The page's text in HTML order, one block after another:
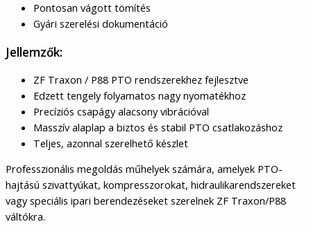
Pontosan vágott tömítés
Gyári szerelési dokumentáció
Jellemzők:
ZF Traxon / P88 PTO rendszerekhez fejlesztve
Edzett tengely folyamatos nagy nyomatékhoz
Precíziós csapágy alacsony vibrációval
Masszív alaplap a biztos és stabil PTO csatlakozáshoz
Teljes, azonnal szerelhető készlet
Professzionális megoldás műhelyek számára, amelyek PTO-
hajtású szivattyúkat, kompresszorokat, hidraulikarendszereket
vagy speciális ipari berendezéseket szerelnek ZF Traxon/P88
váltókra.